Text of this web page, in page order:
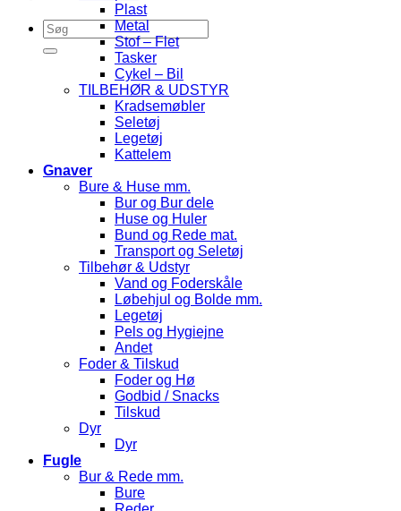
Plast
Metal
Stof – Flet
Tasker
Cykel – Bil
TILBEHØR & UDSTYR
Kradsemøbler
Seletøj
Legetøj
Kattelem
Gnaver
Bure & Huse mm.
Bur og Bur dele
Huse og Huler
Bund og Rede mat.
Transport og Seletøj
Tilbehør & Udstyr
Vand og Foderskåle
Løbehjul og Bolde mm.
Legetøj
Pels og Hygiejne
Andet
Foder & Tilskud
Foder og Hø
Godbid / Snacks
Tilskud
Dyr
Dyr
Fugle
Bur & Rede mm.
Bure